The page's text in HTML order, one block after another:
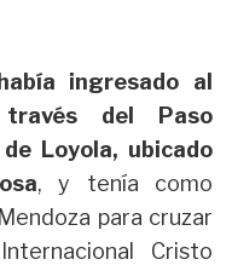
ingresado al
del Paso
Loyola, ubicado
, y tenía como
para cruzar
Cristo